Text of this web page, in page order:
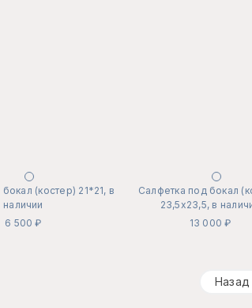
(костер) 21*21, в
наличии
6 500 ₽
Салфетка под бокал
23,5х23,5, в
13 000 ₽
Назад